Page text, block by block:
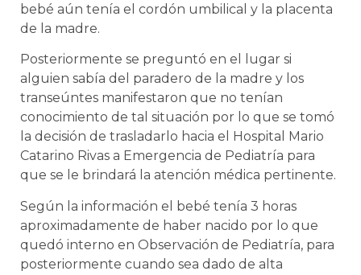
bebé aún tenía el cordón umbilical y la placenta
de la madre.
Posteriormente se preguntó en el lugar si
alguien sabía del paradero de la madre y los
transeúntes manifestaron que no tenían
conocimiento de tal situación por lo que se tomó
la decisión de trasladarlo hacia el Hospital Mario
Catarino Rivas a Emergencia de Pediatría para
que se le brindará la atención médica pertinente.
Según la información el bebé tenía 3 horas
aproximadamente de haber nacido por lo que
quedó interno en Observación de Pediatría, para
posteriormente cuando sea dado de alta